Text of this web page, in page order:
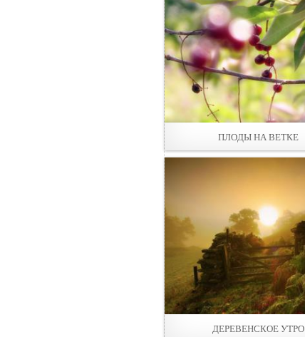
ПЛOДЫ НА ВЕТКЕ
ДЕРЕВЕНСКОЕ УТРО